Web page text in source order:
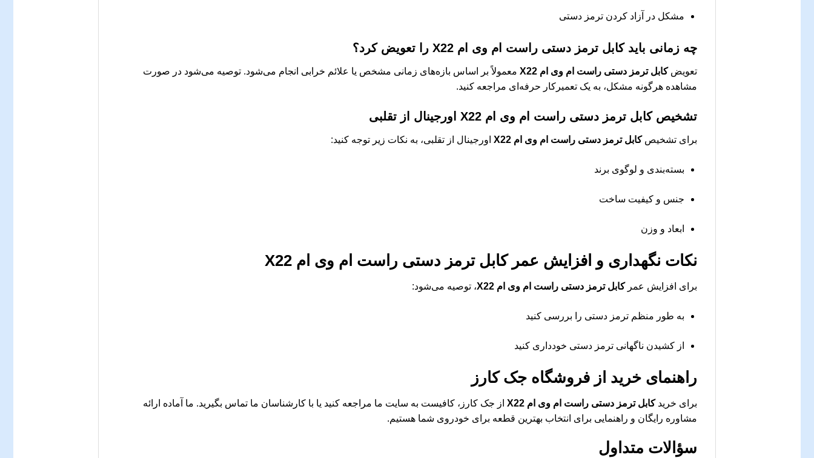
مشکل در آزاد کردن ترمز دستی
چه زمانی بایدکابل ترمز دستی راست ام وی ام X22 را تعویض کرد؟
تعویضکابل ترمز دستی راست ام وی ام X22
معمولاً بر اساس بازه‌های زمانی مشخص یا علائم خرابی انجام می‌شود. توصیه می‌شود در صورت
مشاهده هرگونه مشکل، به یک تعمیرکار حرفه‌ای مراجعه کنید.
تشخیصکابل ترمز دستی راست ام وی ام X22 اورجینال از تقلبی
برای تشخیصکابل ترمز دستی راست ام وی ام X22 اورجینال از تقلبی، به نکات زیر توجه کنید:
بسته‌بندی و لوگوی برند
جنس و کیفیت ساخت
ابعاد و وزن
نکات نگهداری و افزایش عمرکابل ترمز دستی راست ام وی ام X22
برای افزایش عمرکابل ترمز دستی راست ام وی ام X22 ، توصیه می‌شود:
به طور منظم ترمز دستی را بررسی کنید
از کشیدن ناگهانی ترمز دستی خودداری کنید
راهنمای خرید از فروشگاه جک کارز
برای خریدکابل ترمز دستی راست ام وی ام X22
از جک کارز، کافیست به سایت ما مراجعه کنید یا با کارشناسان ما تماس بگیرید. ما آماده ارائه
مشاوره رایگان و راهنمایی برای انتخاب بهترین قطعه برای خودروی شما هستیم.
سؤالات متداول